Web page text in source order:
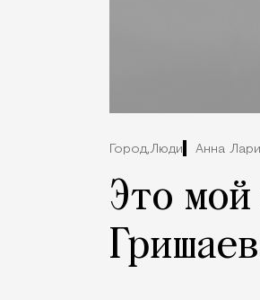
Город,Люди Анна
Это